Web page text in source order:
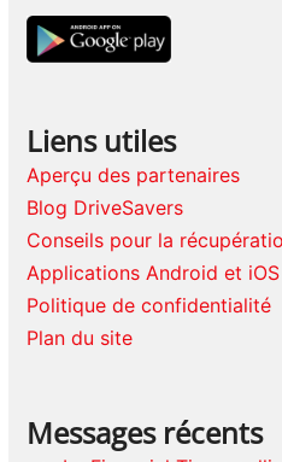
Liens utiles
Aperçu des partenaires
Blog DriveSavers
Conseils pour la
Applications Android et iOS
Politique de confidentialité
Plan du site
Messages récents